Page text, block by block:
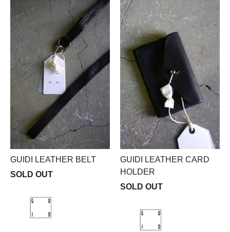
GUIDI LEATHER BELT
SOLD OUT
GUIDI LEATHER CARD
HOLDER
SOLD OUT